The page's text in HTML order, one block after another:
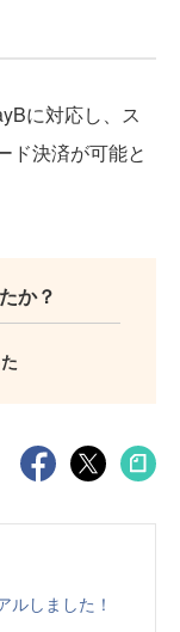
に対応し、ス
ド決済が可能と
か？
ルしました！